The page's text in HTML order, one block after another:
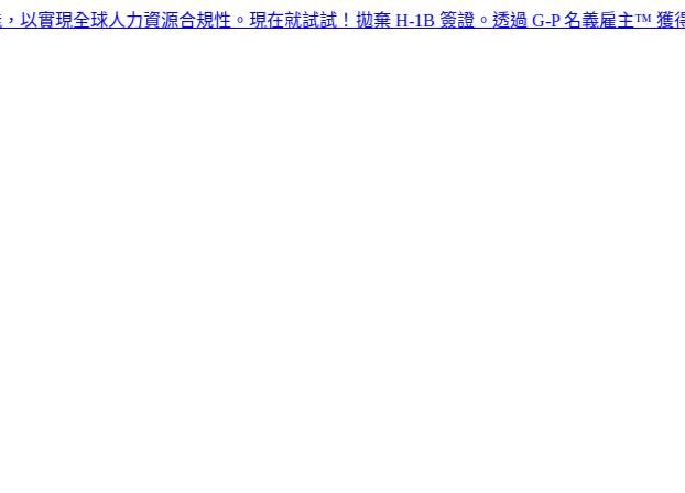
球人力資源合規性。現在就試試！​​拋棄 H-1B 簽證。透過 G-P 名義雇主™ 獲得頂尖人